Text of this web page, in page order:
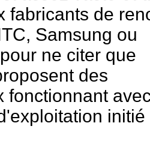
fabricants de
Samsung ou
ne citer que
des
fonctionnant
initié